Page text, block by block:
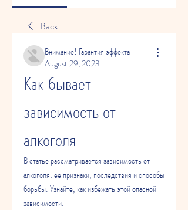
Back
Внимание! Гарантия эффекта
August 29, 2023
Как бывает
зависимость от
алкоголя
В статье рассматривается зависимость от
алкоголя: ее признаки, последствия и способы
борьбы. Узнайте, как избежать этой опасной
зависимости.